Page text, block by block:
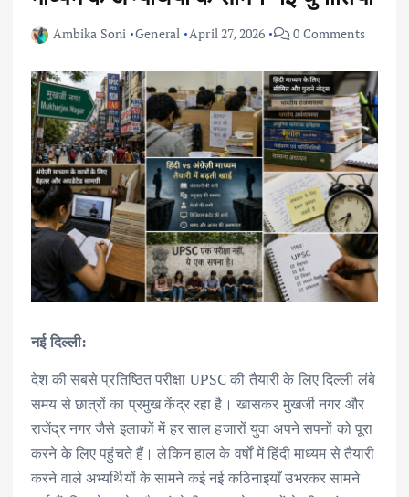
Ambika Soni General April 27, 2026 0 Comments
नई दिल्ली:
देश की सबसे प्रतिष्ठित परीक्षा UPSC की तैयारी के लिए दिल्ली लंबे
समय से छात्रों का प्रमुख केंद्र रहा है। खासकर मुखर्जी नगर और
राजेंद्र नगर जैसे इलाकों में हर साल हजारों युवा अपने सपनों को पूरा
करने के लिए पहुंचते हैं। लेकिन हाल के वर्षों में हिंदी माध्यम से तैयारी
करने वाले अभ्यर्थियों के सामने कई नई कठिनाइयाँ उभरकर सामने